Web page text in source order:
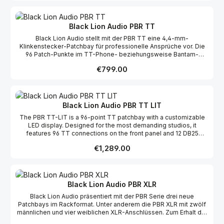
directly to your patchbay via the same USB port.
Black Lion Audio PBR TT
Black Lion Audio stellt mit der PBR TT eine 4,4-mm-
Klinkenstecker-Patchbay für professionelle Ansprüche vor. Die
96 Patch-Punkte im TT-Phone- beziehungsweise Bantam-
um verschiedensten Anwendungen individuell gerecht zu
vergoldeten Kontakte machen die PBR TT zu einem besonders
langlebigen Studio-Werkzeug und zur idealen Möglichkeit, den
Signalfluss im eigenen Studio flexibel zu verwalten. Funktionen:
96 Punkt TT-Phone Patchbay in einer Höheneinheit 4,4-mm-
Klinkenstecker Für jedes Buchsenpaar lässt sich mit einem
Schalter auf der Oberseite die Normalisierung umstellen Zur
Komfortable Signaldistribution Anschluss über 12 DB-25-
Verstärktes Stahlgehäuse & massive Frontplatte Alle Kontakte
sind goldbeschichtet – Zum Erhalt der Signalintegrität über eine
48,26 cm x 4,45 cm
Regular price:
€799.00
Black Lion Audio PBR TT LIT
The PBR TT-LIT is a 96-point TT patchbay with a customizable
LED display. Designed for the most demanding studios, it
features 96 TT connections on the front panel and 12 DB25
plated for maximum conductivity and signal clarity. The high-
Regular price:
€1,289.00
Black Lion Audio PBR XLR
Black Lion Audio präsentiert mit der PBR Serie drei neue
Patchbays im Rackformat. Unter anderem die PBR XLR mit zwölf
männlichen und vier weiblichen XLR-Anschlüssen. Zum Erhalt der